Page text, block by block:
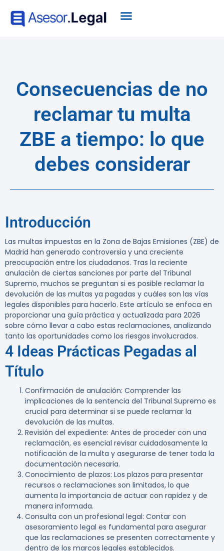
Consecuencias de no
reclamar tu multa
ZBE a tiempo: lo que
debes considerar
Introducción
Las multas impuestas en la Zona de Bajas Emisiones (ZBE) de
Madrid han generado controversia y una creciente
preocupación entre los ciudadanos. Tras la reciente
anulación de ciertas sanciones por parte del Tribunal
Supremo, muchos se preguntan si es posible reclamar la
devolución de las multas ya pagadas y cuáles son las vías
legales disponibles para hacerlo. Este artículo se enfoca en
proporcionar una guía práctica y actualizada para 2026
sobre cómo llevar a cabo estas reclamaciones, analizando
tanto las oportunidades como los riesgos involucrados.
4 Ideas Prácticas Pegadas al
Título
Confirmación de anulación: Comprender las
implicaciones de la sentencia del Tribunal Supremo es
crucial para determinar si se puede reclamar la
devolución de las multas.
Revisión del expediente: Antes de proceder con una
reclamación, es esencial revisar cuidadosamente la
notificación de la multa y asegurarse de tener toda la
documentación necesaria.
Conocimiento de plazos: Los plazos para presentar
recursos o reclamaciones son limitados, lo que
aumenta la importancia de actuar con rapidez y de
manera informada.
Consulta con un profesional legal: Contar con
asesoramiento legal es fundamental para asegurar
que las reclamaciones se presenten correctamente y
dentro de los marcos legales establecidos.